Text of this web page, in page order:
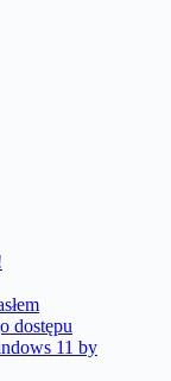
dostępu
11 by